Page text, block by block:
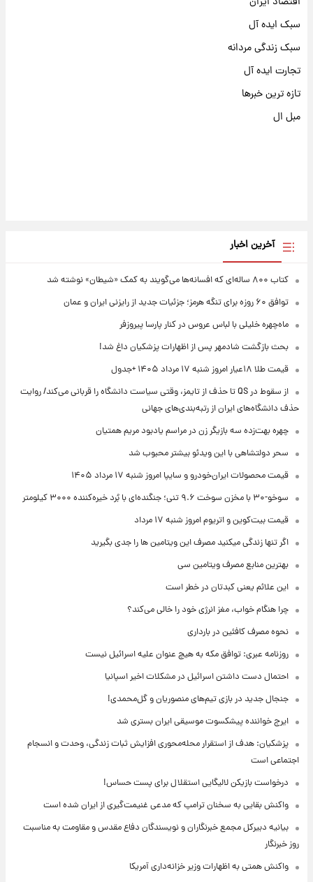
سبک ایده آل
سبک زندگی مردانه
تجارت ایده آل
تازه ترین خبرها
مبل ال
آخرین اخبار
کتاب ۸۰۰ ساله‌ای که افسانه‌ها می‌گویند به کمک «شیطان» نوشته شد
توافق ۶۰ روزه برای تنگه هرمز؛ جزئیات جدید از رایزنی ایران و عمان
ماه‌چهره خلیلی با لباس عروس در کنار پارسا پیروزفر
بحث بازگشت شادمهر پس از اظهارات پزشکیان داغ شد!
قیمت طلا ۱۸عیار امروز شنبه ۱۷ مرداد ۱۴۰۵ +جدول
از سقوط در QS تا حذف از تایمز، وقتی سیاست دانشگاه را قربانی می‌کند/ روایت
حذف دانشگاه‌های ایران از رتبه‌بندی‌های جهانی
چهره بهت‌زده سه بازیگر زن در مراسم یادبود مریم همتیان
سحر دولتشاهی با این ویدئو بیشتر محبوب شد
قیمت محصولات ایران‌خودرو و سایپا امروز شنبه ۱۷ مرداد ۱۴۰۵
سوخو-۳۰ با مخزن سوخت ۹.۶ تنی؛ جنگنده‌ای با بُرد خیره‌کننده ۳۰۰۰ کیلومتر
قیمت بیت‌کوین و اتریوم امروز شنبه ۱۷ مرداد
اگر تنها زندگی میکنید مصرف این ویتامین ها را جدی بگیرید
بهترین منابع مصرف ویتامین سی
این علائم یعنی کبدتان در خطر است
چرا هنگام خواب، مغز انرژی خود را خالی می‌کند؟
نحوه مصرف کافئین در بارداری
روزنامه عبری: توافق مکه به هیچ عنوان علیه اسرائیل نیست
احتمال دست داشتن اسرائیل در مشکلات اخیر اسپانیا
جنجال جدید در بازی تیم‌های منصوریان و گل‌محمدی!
ایرج خواننده پیشکسوت موسیقی ایران بستری شد
پزشکیان: هدف از استقرار محله‌محوری افزایش ثبات زندگی، وحدت و انسجام
اجتماعی است
درخواست بازیکن لالیگایی استقلال برای پست حساس!
واکنش بقایی به سخنان ترامپ که مدعی غنیمت‌گیری از ایران شده است
بیانیه دبیرکل مجمع خبرنگاران و نویسندگان دفاع مقدس و مقاومت به مناسبت
روز خبرنگار
واکنش همتی به اظهارات وزیر خزانه‌داری آمریکا